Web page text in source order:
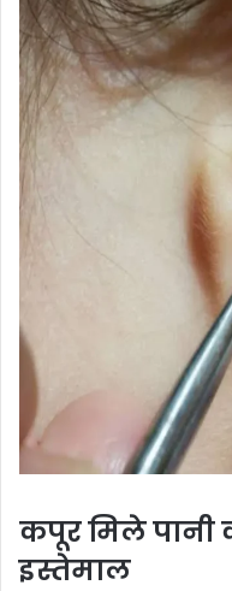
कपूर मिले पानी
इस्तेमाल